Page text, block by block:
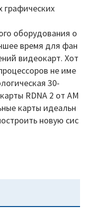
оборудования о
время для фан
видеокарт. Хот
не име
30-
RDNA 2 от AM
карты идеальн
новую сис